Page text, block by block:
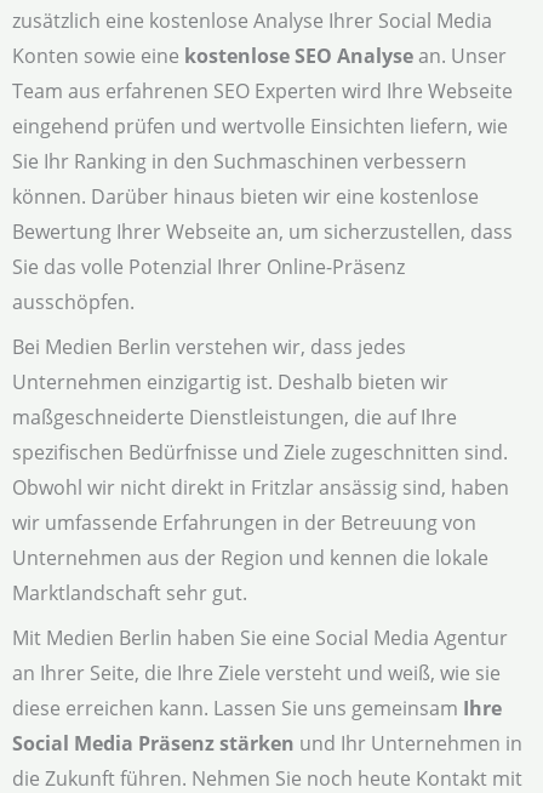
zusätzlich eine kostenlose Analyse Ihrer Social Media
Konten sowie eine kostenlose SEO Analysean. Unser
Team aus erfahrenen SEO Experten wird Ihre Webseite
eingehend prüfen und wertvolle Einsichten liefern, wie
Sie Ihr Ranking in den Suchmaschinen verbessern
können. Darüber hinaus bieten wir eine kostenlose
Bewertung Ihrer Webseite an, um sicherzustellen, dass
Sie das volle Potenzial Ihrer Online-Präsenz
ausschöpfen.
Bei Medien Berlin verstehen wir, dass jedes
Unternehmen einzigartig ist. Deshalb bieten wir
maßgeschneiderte Dienstleistungen, die auf Ihre
spezifischen Bedürfnisse und Ziele zugeschnitten sind.
Obwohl wir nicht direkt in Fritzlar ansässig sind, haben
wir umfassende Erfahrungen in der Betreuung von
Unternehmen aus der Region und kennen die lokale
Marktlandschaft sehr gut.
Mit Medien Berlin haben Sie eine Social Media Agentur
an Ihrer Seite, die Ihre Ziele versteht und weiß, wie sie
diese erreichen kann. Lassen Sie uns gemeinsam Ihre
Social Media Präsenz stärken und Ihr Unternehmen in
die Zukunft führen. Nehmen Sie noch heute Kontakt mit